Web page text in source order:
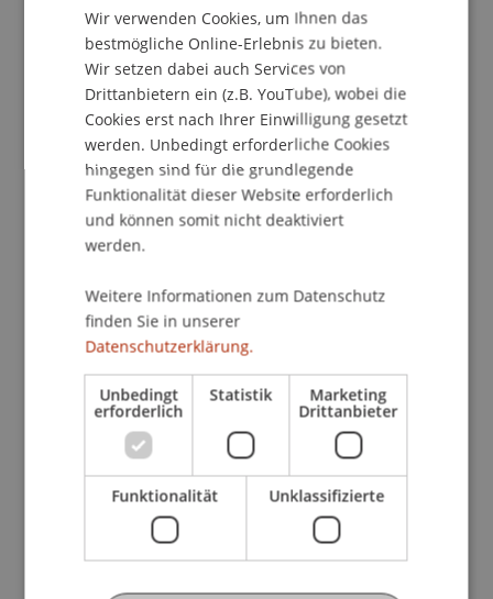
Laws (LL.M.) im Gesellschafts-, Stiftungs- und
Trustrecht darstellt, das liechtensteinische
Treuunternehmen sowie den Trust im
liechtensteinischem Recht kennen. Aufgezeigt
werden die Grundbegriffe, die jeweiligen
gesetzlichen Grundlagen sowie Unterschiede und
Gemeinsamkeiten. Ergänzend vermitteln wir
Ihnen Wissen über die verschiedenen
Möglichkeiten des liechtensteinischen
Verwaltungsorgane sowie die
Einflussnahmemöglichkeiten des Treugebers.
Ebenso beleuchtet werden die Rechtsstellung des
Settlor, Regelungen zu Vertretung und Haftung
sowie die Rechte
von Begünstigten und Gläubigern.
Da das Rechtsinstitut des Trust dem
kontinentaleuropäischen Recht überwiegend
fremd ist, werden hier zunächst vertiefte
Wir verwenden Cookies, um Ihnen das
bestmögliche Online-Erlebnis zu bieten.
Wir setzen dabei auch Services von
Drittanbietern ein (z.B. YouTube), wobei die
Cookies erst nach Ihrer Einwilligung gesetzt
werden. Unbedingt erforderliche Cookies
hingegen sind für die grundlegende
Funktionalität dieser Website erforderlich
und können somit nicht deaktiviert
werden.
Weitere Informationen zum Datenschutz
finden Sie in unserer
Datenschutzerklärung.
Unbedingt
erforderlich
Statistik Marketing
Drittanbieter
Funktionalität Unklassifizierte